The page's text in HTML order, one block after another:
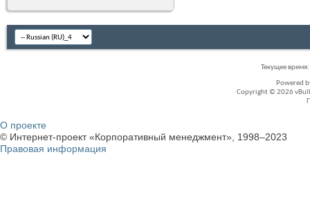
Текущее время:
Powered
Copyright © 2026
О проекте
© Интернет-проект «Корпоративный менеджмент», 1998–2023
Правовая информация